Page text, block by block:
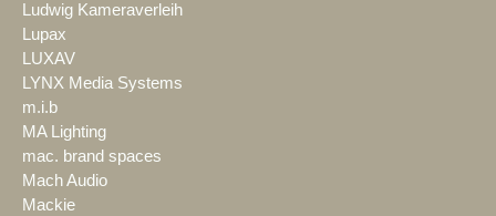
Ludwig Kameraverleih
Lupax
LUXAV
LYNX Media Systems
m.i.b
MA Lighting
mac. brand spaces
Mach Audio
Mackie